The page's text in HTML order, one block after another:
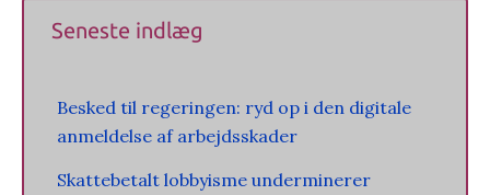
Seneste indlæg
Besked til regeringen: ryd op i den digitale
anmeldelse af arbejdsskader
Skattebetalt lobbyisme underminerer